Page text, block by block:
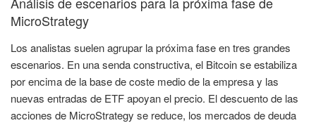
MicroStrategy
Los analistas suelen agrupar la próxima fase en tres grandes
escenarios. En una senda constructiva, el Bitcoin se estabiliza
por encima de la base de coste medio de la empresa y las
nuevas entradas de ETF apoyan el precio. El descuento de las
acciones de MicroStrategy se reduce, los mercados de deuda